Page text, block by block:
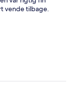
vende tilbage.